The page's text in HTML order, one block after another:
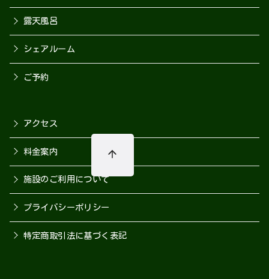
露天風呂
シェアルーム
ご予約
アクセス
料金案内
施設のご利用について
プライバシーポリシー
特定商取引法に基づく表記